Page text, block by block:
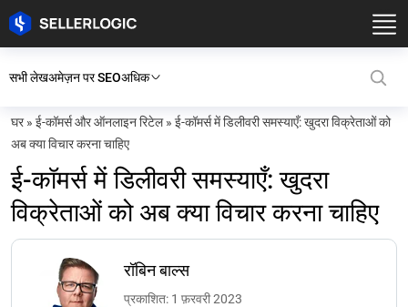
सभी लेखअमेज़न पर SEOअधिक
घर» ई-कॉमर्स और ऑनलाइन रिटेल» ई-कॉमर्स में डिलीवरी समस्याएँ: खुदरा विक्रेताओं को
अब क्या विचार करना चाहिए
ई-कॉमर्स में डिलीवरी समस्याएँ: खुदरा
विक्रेताओं को अब क्या विचार करना चाहिए
रॉबिन बाल्स
प्रकाशित: 1 फ़रवरी 2023